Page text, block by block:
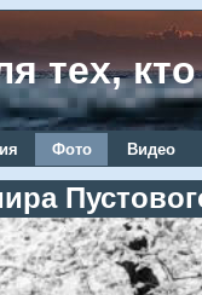
тех,
Фото Видео